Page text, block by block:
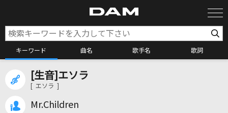
キーワード 曲名 歌手名 歌詞
[生音]エソラ
[ エソラ ]
Mr.Children